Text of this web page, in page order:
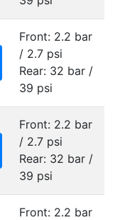
Front: 2.2 bar
/ 2.7 psi
Rear: 32 bar /
39 psi
Front: 2.2 bar
/ 2.7 psi
Rear: 32 bar /
39 psi
Front: 2.2 bar